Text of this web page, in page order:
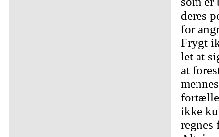
deres
for
Frygt
let at
at
ikke
regnes